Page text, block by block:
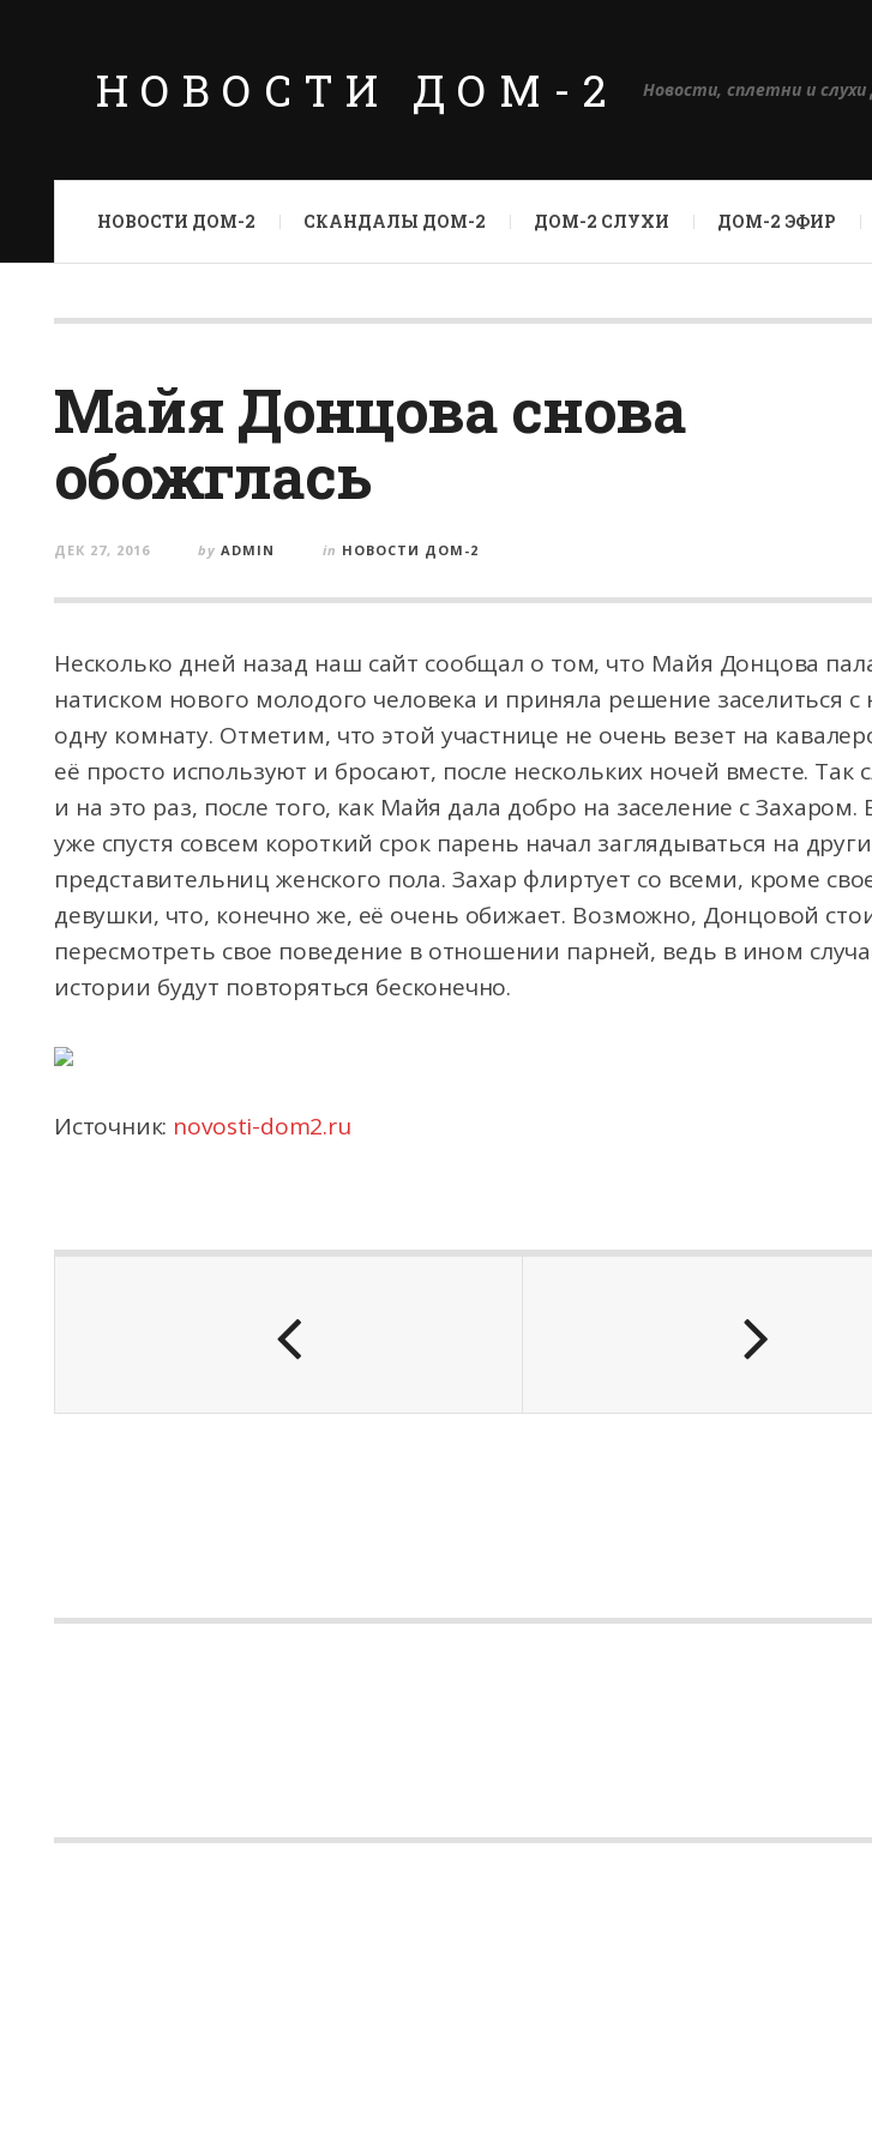
НОВОСТИ ДОМ-2 Новости, сплетни и
НОВОСТИ ДОМ-2 СКАНДАЛЫ ДОМ-2 ДОМ-2 СЛУХИ ДОМ-2 ЭФИР
Майя Донцова снова
обожглась
ДЕК 27, 2016 by ADMIN in НОВОСТИ ДОМ-2
Несколько дней назад наш сайт сообщал о том, что Майя Донцова
натиском нового молодого человека и приняла решение заселиться с
одну комнату. Отметим, что этой участнице не очень везет на
её просто используют и бросают, после нескольких ночей вместе. Так
и на это раз, после того, как Майя дала добро на заселение с Захаром.
уже спустя совсем короткий срок парень начал заглядываться на
представительниц женского пола. Захар флиртует со всеми, кроме
девушки, что, конечно же, её очень обижает. Возможно, Донцовой
пересмотреть свое поведение в отношении парней, ведь в ином
истории будут повторяться бесконечно.
Источник: novosti-dom2.ru